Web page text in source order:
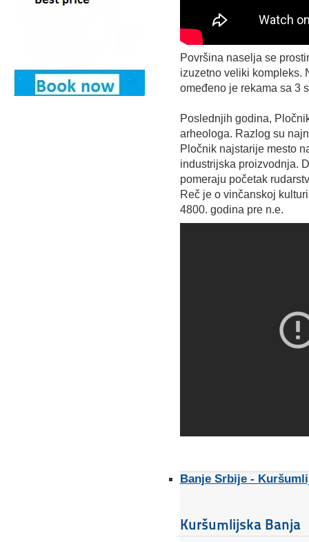
Površina naselja se
izuzetno veliki kompleks.
omeđeno je rekama sa 3
Poslednjih godina,
arheologa. Razlog su
Pločnik najstarije mesto
industrijska proizvodnja.
pomeraju početak
Reč je o vinčanskoj
4800. godina pre n.e.
Banje Srbije -
Kuršumlijska Banja